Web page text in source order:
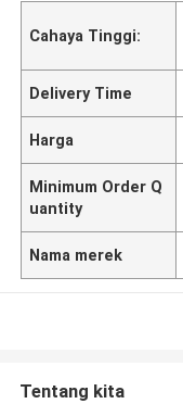
Cahaya Tinggi:
Delivery Time
Harga
Minimum Order Q
uantity
Nama merek
Tentang kita